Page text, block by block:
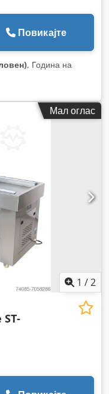
Повикајте
, Година на
Мал оглас
1 /2